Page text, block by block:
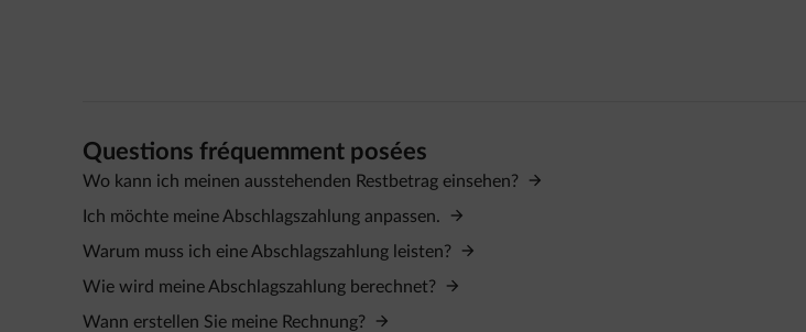
Questions fréquemment posées
Wo kann ich meinen ausstehenden Restbetrag einsehen?
Ich möchte meine Abschlagszahlung anpassen.
Warum muss ich eine Abschlagszahlung leisten?
Wie wird meine Abschlagszahlung berechnet?
Wann erstellen Sie meine Rechnung?